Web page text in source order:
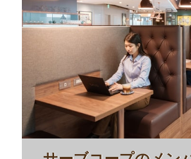
バーチャルオフィスを利用す